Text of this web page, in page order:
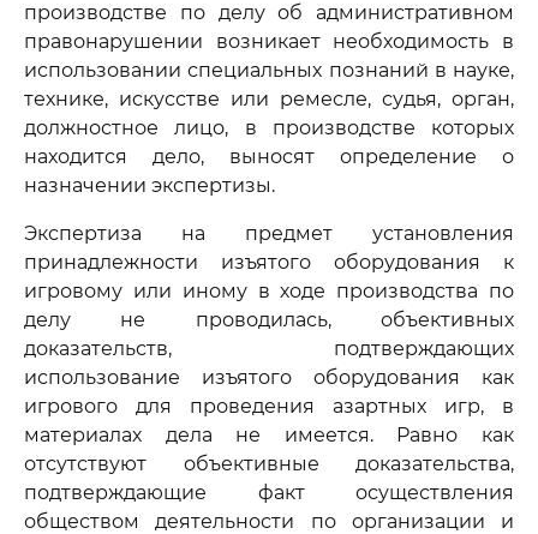
производстве по делу об административном
правонарушении возникает необходимость в
использовании специальных познаний в науке,
технике, искусстве или ремесле, судья, орган,
должностное лицо, в производстве которых
находится дело, выносят определение о
назначении экспертизы.
Экспертиза на предмет установления
принадлежности изъятого оборудования к
игровому или иному в ходе производства по
делу не проводилась, объективных
доказательств, подтверждающих
использование изъятого оборудования как
игрового для проведения азартных игр, в
материалах дела не имеется. Равно как
отсутствуют объективные доказательства,
подтверждающие факт осуществления
обществом деятельности по организации и